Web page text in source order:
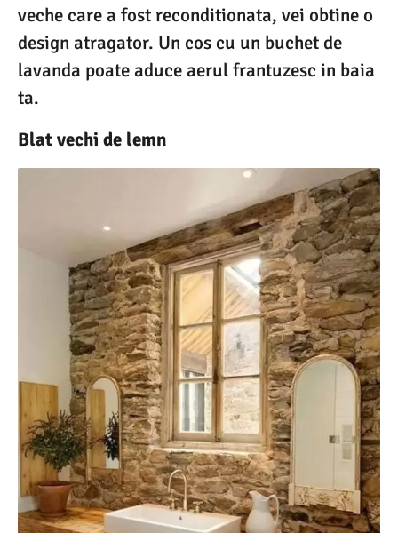
veche care a fost reconditionata, vei obtine o
design atragator. Un cos cu un buchet de
lavanda poate aduce aerul frantuzesc in baia
ta.
Blat vechi de lemn